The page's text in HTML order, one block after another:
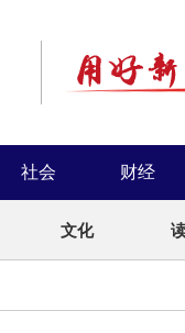
社会 财经
文化